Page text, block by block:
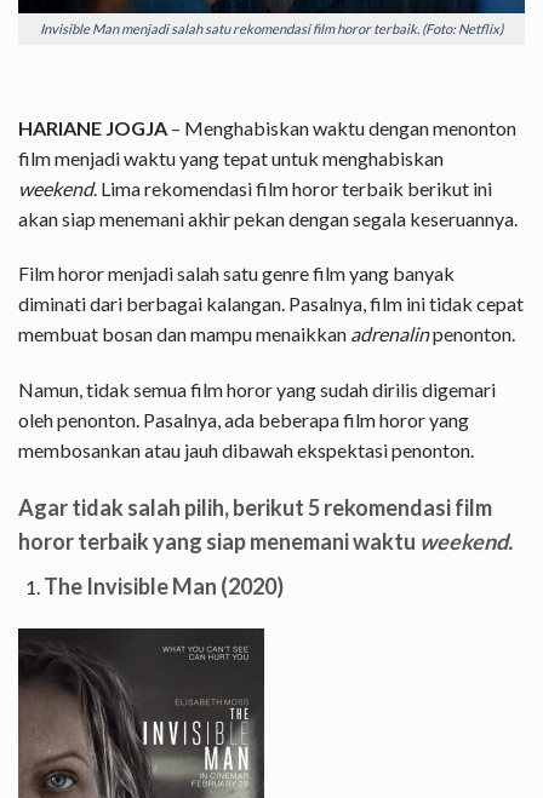
Invisible Man menjadi salah satu rekomendasi film horor terbaik. (Foto: Netflix)
HARIANE JOGJA – Menghabiskan waktu dengan menonton
film menjadi waktu yang tepat untuk menghabiskan
weekend. Lima rekomendasi film horor terbaik berikut ini
akan siap menemani akhir pekan dengan segala keseruannya.
Film horor menjadi salah satu genre film yang banyak
diminati dari berbagai kalangan. Pasalnya, film ini tidak cepat
membuat bosan dan mampu menaikkan adrenalinpenonton.
Namun, tidak semua film horor yang sudah dirilis digemari
oleh penonton. Pasalnya, ada beberapa film horor yang
membosankan atau jauh dibawah ekspektasi penonton.
Agar tidak salah pilih, berikut 5 rekomendasi film
horor terbaik yang siap menemani waktu weekend.
The Invisible Man (2020)